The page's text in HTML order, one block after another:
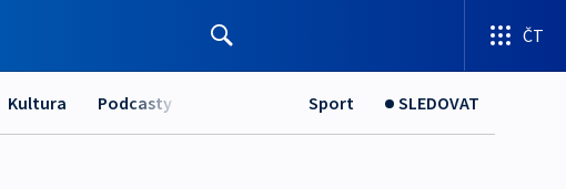
ČT
Kultura Podcasty Sport SLEDOVAT